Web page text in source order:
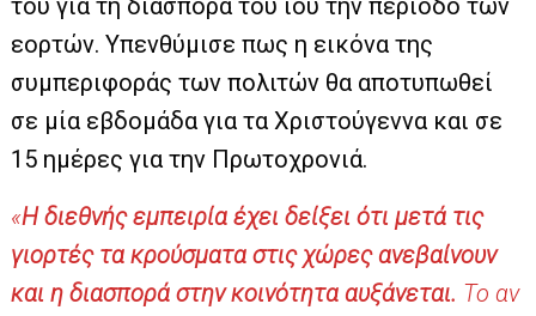
του για τη διασπορά του ιού την περίοδο των
εορτών. Υπενθύμισε πως η εικόνα της
συμπεριφοράς των πολιτών θα αποτυπωθεί
σε μία εβδομάδα για τα Χριστούγεννα και σε
15 ημέρες για την Πρωτοχρονιά.
«Η διεθνής εμπειρία έχει δείξει ότι μετά τις
γιορτές τα κρούσματα στις χώρες ανεβαίνουν
και η διασπορά στην κοινότητα αυξάνεται. Το αν